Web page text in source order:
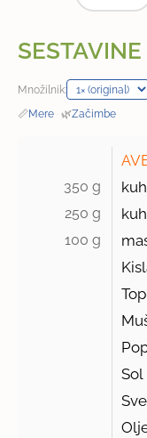
SESTAVINE
Množilnik:
📏Mere · 🌿Začimbe
350 g
250 g
100 g
Sol